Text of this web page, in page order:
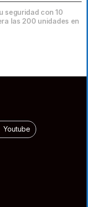
seguridad con 10
las 200 unidades en
Youtube